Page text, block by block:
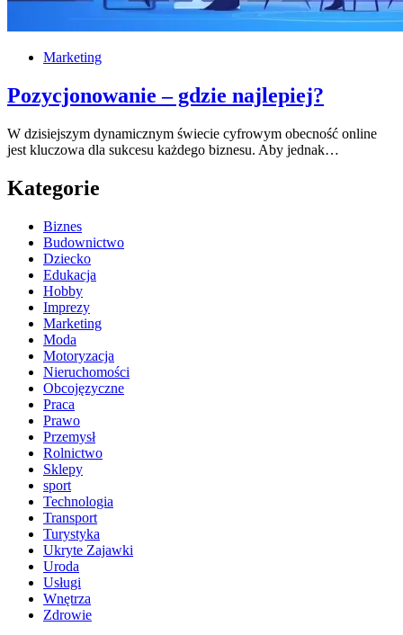
Marketing
Pozycjonowanie – gdzie najlepiej?
W dzisiejszym dynamicznym świecie cyfrowym obecność online
jest kluczowa dla sukcesu każdego biznesu. Aby jednak…
Kategorie
Biznes
Budownictwo
Dziecko
Edukacja
Hobby
Imprezy
Marketing
Moda
Motoryzacja
Nieruchomości
Obcojęzyczne
Praca
Prawo
Przemysł
Rolnictwo
Sklepy
sport
Technologia
Transport
Turystyka
Ukryte Zajawki
Uroda
Usługi
Wnętrza
Zdrowie